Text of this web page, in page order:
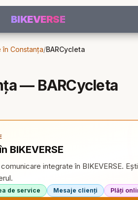
BIKEVERSE
Constanța/BARCycleta
— BARCycleta
BIKEVERSE
integrate în BIKEVERSE.
de service Mesaje clienți Plăți